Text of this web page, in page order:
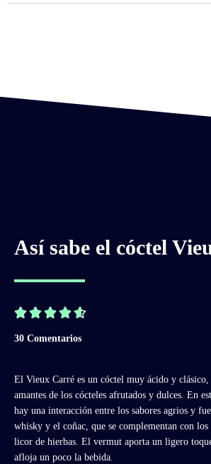
Así sabe el cóctel

30 Comentarios
El Vieux Carré es un cóctel muy ácido y clásico,
amantes de los cócteles afrutados y dulces. En
hay una interacción entre los sabores agrios y
whisky y el coñac, que se complementan con los
licor de hierbas. El vermut aporta un ligero
afloja un poco la bebida.